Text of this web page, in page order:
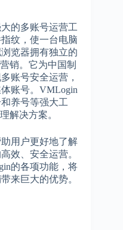
的多账号运营工
纹，使一台电脑
览器拥有独立的
销。它为中国制
账号安全运营，
账号。VMLogin
养号等强大工
解决方案。
用户更好地了解
效、安全运营。
的各项功能，将
来巨大的优势。